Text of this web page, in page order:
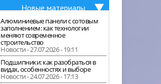
Новые материалы
Алюминиевые панели с сотовым
заполнением: как технологии
меняют современное
строительство
Новости - 27.07.2026 - 19:11
Подшипники: как разобраться в
видах, особенностях и выборе
Новости - 24.07.2026 - 17:13